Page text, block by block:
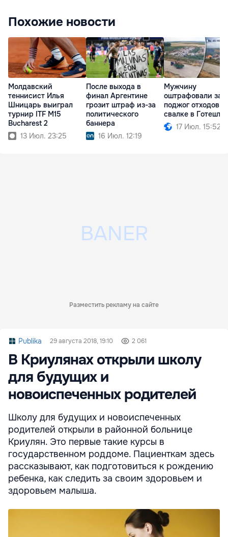
Похожие новости
Молдавский
теннисист Илья
Шницарь выиграл
турнир ITF M15
Bucharest 2
13 Июл. 23:25
После выхода в
финал Аргентине
грозит штраф из-за
политического
баннера
16 Июл. 12:19
Мужчину
оштрафовали за
поджог отходов
свалке в
17 Июл. 15:52
Разместить рекламу на сайте
Publika 29 августа 2018, 19:10 2 061
В Криулянах открыли школу
для будущих и
новоиспеченных родителей
Школу для будущих и новоиспеченных
родителей открыли в районной больнице
Криулян. Это первые такие курсы в
государственном роддоме. Пациенткам здесь
рассказывают, как подготовиться к рождению
ребенка, как следить за своим здоровьем и
здоровьем малыша.